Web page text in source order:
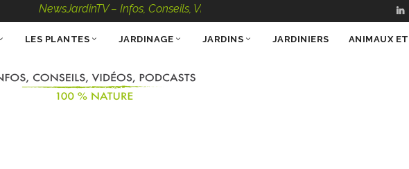
NewsJardinTV – Infos, Conseils, Vidéos, Podcasts – 100 % Nature
LES PLANTES JARDINAGE JARDINS JARDINIERS ANIMAUX